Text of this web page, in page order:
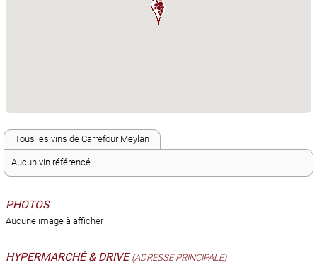
Tous les vins de Carrefour Meylan
Aucun vin référencé.
PHOTOS
Aucune image à afficher
HYPERMARCHÉ & DRIVE (ADRESSE PRINCIPALE)